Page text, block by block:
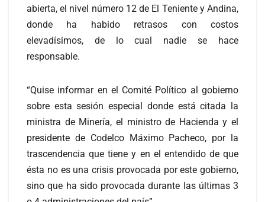
abierta, el nivel número 12 de El Teniente y Andina,
donde ha habido retrasos con costos
elevadísimos, de lo cual nadie se hace
responsable.
“Quise informar en el Comité Político al gobierno
sobre esta sesión especial donde está citada la
ministra de Minería, el ministro de Hacienda y el
presidente de Codelco Máximo Pacheco, por la
trascendencia que tiene y en el entendido de que
ésta no es una crisis provocada por este gobierno,
sino que ha sido provocada durante las últimas 3